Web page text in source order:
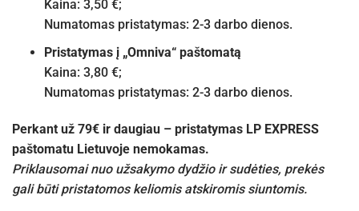
Kaina: 3,50 €;
Numatomas pristatymas: 2-3 darbo dienos.
Pristatymas į „Omniva“ paštomatą
Kaina: 3,80 €;
Numatomas pristatymas: 2-3 darbo dienos.
Perkant už 79€ ir daugiau – pristatymas LP EXPRESS
paštomatu Lietuvoje nemokamas.
Priklausomai nuo užsakymo dydžio ir sudėties, prekės
gali būti pristatomos keliomis atskiromis siuntomis.